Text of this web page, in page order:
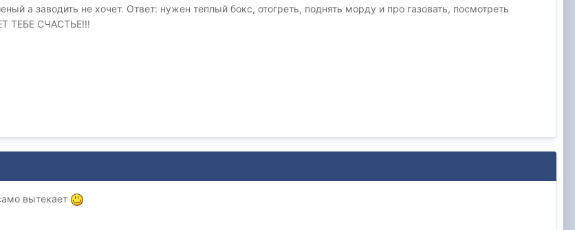
а заводить не хочет. Ответ: нужен теплый бокс, отогреть, поднять морду и про газовать, посмотреть
ТЕБЕ СЧАСТЬЕ!!!
вытекает